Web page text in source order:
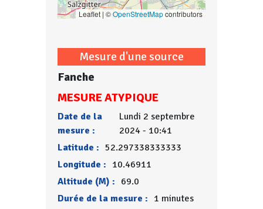
Leaflet | ©OpenStreetMapcontributors
Mesure d'une source
Fanche
MESURE ATYPIQUE
Date de la
mesure :
Lundi 2 septembre
2024 - 10:41
Latitude : 52.297338333333
Longitude : 10.46911
Altitude (M) : 69.0
Durée de la mesure : 1 minutes